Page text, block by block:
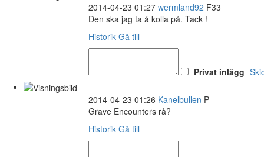
2014-04-23 01:27 wermland92 F33
Den ska jag ta å kolla på. Tack !
Historik Gå till
Privat inlägg
2014-04-23 01:26 Kanelbullen P
Grave Encounters rå?
Historik Gå till